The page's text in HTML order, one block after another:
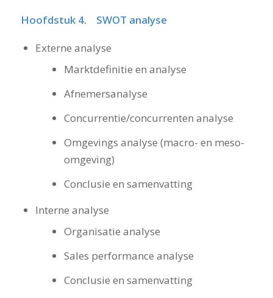
Hoofdstuk 4. SWOT analyse
Externe analyse
Marktdefinitie en analyse
Afnemersanalyse
Concurrentie/concurrenten analyse
Omgevings analyse (macro- en meso-
omgeving)
Conclusie en samenvatting
Interne analyse
Organisatie analyse
Sales performance analyse
Conclusie en samenvatting